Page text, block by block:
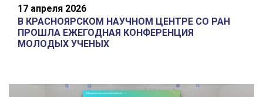
17 апреля 2026
В КРАСНОЯРСКОМ НАУЧНОМ ЦЕНТРЕ СО РАН
ПРОШЛА ЕЖЕГОДНАЯ КОНФЕРЕНЦИЯ
МОЛОДЫХ УЧЕНЫХ